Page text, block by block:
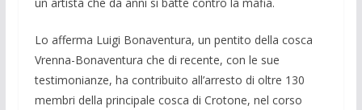
Lo afferma Luigi Bonaventura, un pentito della cosca
Vrenna-Bonaventura che di recente, con le sue
testimonianze, ha contribuito all’arresto di oltre 130
membri della principale cosca di Crotone, nel corso